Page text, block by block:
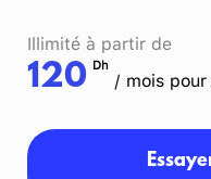
Illimité à partir de
120 Dh / mois